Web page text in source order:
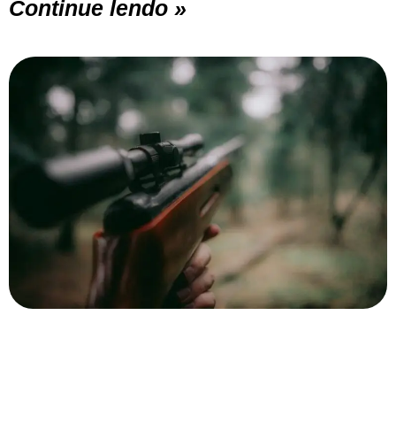
Continue lendo »